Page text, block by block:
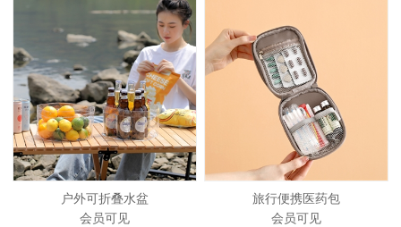
户外可折叠水盆
会员可见
旅行便携医药包
会员可见